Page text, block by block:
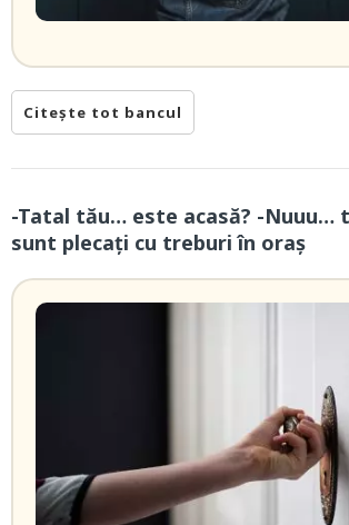
Citește tot bancul
-Tatal tău… este acasă? -Nuuu…
sunt plecați cu treburi în oraș